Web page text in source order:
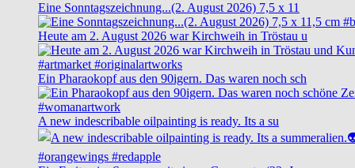
Eine Sonntagszeichnung...(2. August 2026) 7,5 x 11
Heute am 2. August 2026 war Kirchweih in Tröstau u
Ein Pharaokopf aus den 90igern. Das waren noch sch
A new indescribable oilpainting is ready. Its a su